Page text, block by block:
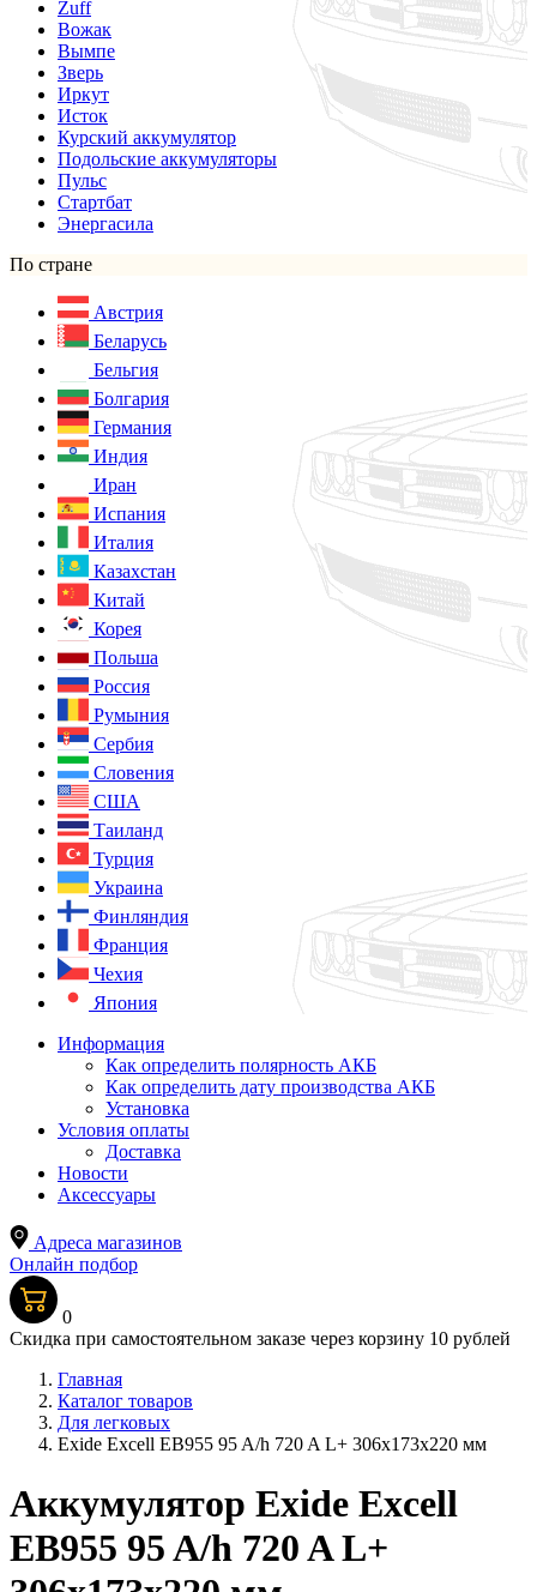
Zuff
Вожак
Вымпе
Зверь
Иркут
Исток
Курский аккумулятор
Подольские аккумуляторы
Пульс
Стартбат
Энергасила
По стране
Австрия
Беларусь
Бельгия
Болгария
Германия
Индия
Иран
Испания
Италия
Казахстан
Китай
Корея
Польша
Россия
Румыния
Сербия
Словения
США
Таиланд
Турция
Украина
Финляндия
Франция
Чехия
Япония
Информация
Как определить полярность АКБ
Как определить дату производства АКБ
Установка
Условия оплаты
Доставка
Новости
Аксессуары
Адреса магазинов
Онлайн подбор
0
Скидка при самостоятельном заказе через корзину 10 рублей
Главная
Каталог товаров
Для легковых
Exide Excell EB955 95 A/h 720 A L+ 306x173x220 мм
Аккумулятор Exide Excell
EB955 95 A/h 720 A L+